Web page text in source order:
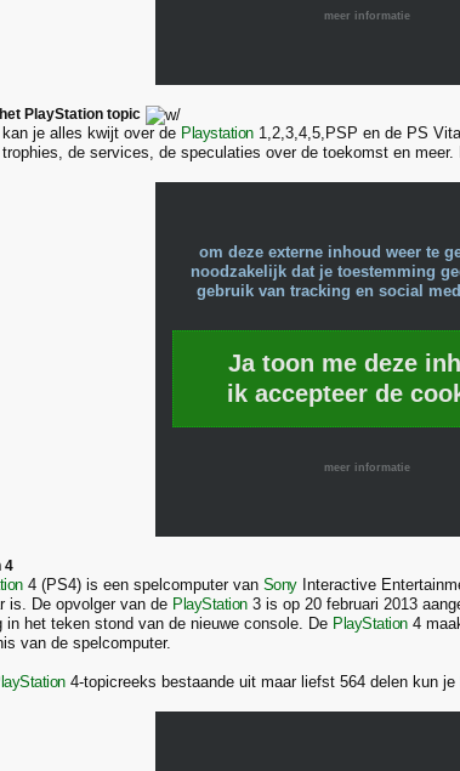
meer informatie
PlayStation topic
kan je alles kwijt over de Playstation1,2,3,4,5,PSP en de PS
de services, de speculaties over de toekomst en meer.
om deze externe inhoud weer te
noodzakelijk dat je toestemming
gebruik van tracking en social
Ja toon me deze
ik accepteer de
meer informatie
4
4 (PS4) is een spelcomputer van SonyInteractive
is. De opvolger van de PlayStation3 is op 20 februari 2013
in het teken stond van de nieuwe console. De PlayStation4
van de spelcomputer.
4-topicreeks bestaande uit maar liefst 564 delen kun je